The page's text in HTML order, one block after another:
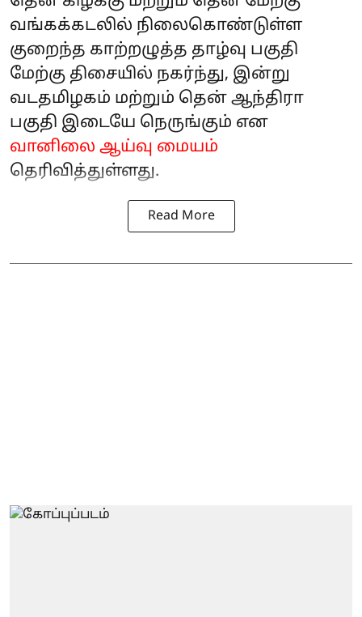
வங்கக்கடலில் நிலைகொண்டுள்ள
குறைந்த காற்றழுத்த தாழ்வு பகுதி
மேற்கு திசையில் நகர்ந்து, இன்று
வடதமிழகம் மற்றும் தென் ஆந்திரா
பகுதி இடையே நெருங்கும் என
வானிலை ஆய்வு மையம்
தெரிவித்துள்ளது.
Read More